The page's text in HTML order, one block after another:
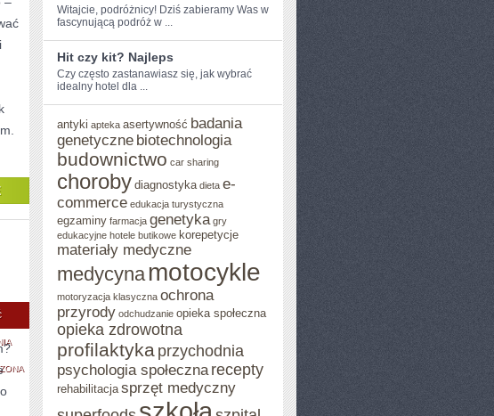
TAK
NAPRAWDĘ
POWINIEN
WYGLĄDAĆ
DOM?
W
JAKI
SPOSÓB
Witajcie, podróżnicy! ⁢Dziś zabieramy Was​ w
fascynującą podróż‌ w ...
Hit czy kit? Najleps
Czy często zastanawiasz się, jak wybrać
‍idealny ​hotel dla ...
antyki apteka asertywność badania
genetyczne biotechnologia
budownictwo car sharing
choroby diagnostyka dieta e-
commerce edukacja turystyczna
egzaminy farmacja genetyka gry
edukacyjne hotele butikowe korepetycje
materiały medyczne
medycyna motocykle
motoryzacja klasyczna ochrona
przyrody odchudzanie opieka społeczna
opieka zdrowotna
profilaktyka przychodnia
psychologia społeczna recepty
rehabilitacja sprzęt medyczny